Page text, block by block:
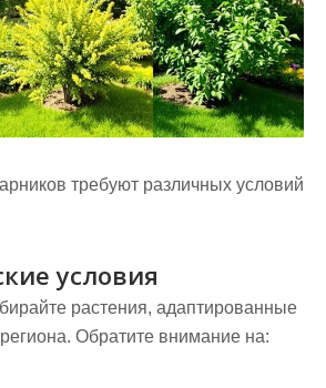
требуют различных условий
условия
растения, адаптированные
Обратите внимание на: